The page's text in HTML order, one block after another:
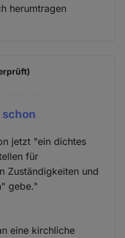
herumtragen
schon
jetzt "ein dichtes
für
Zuständigkeiten und
gebe."
eine kirchliche